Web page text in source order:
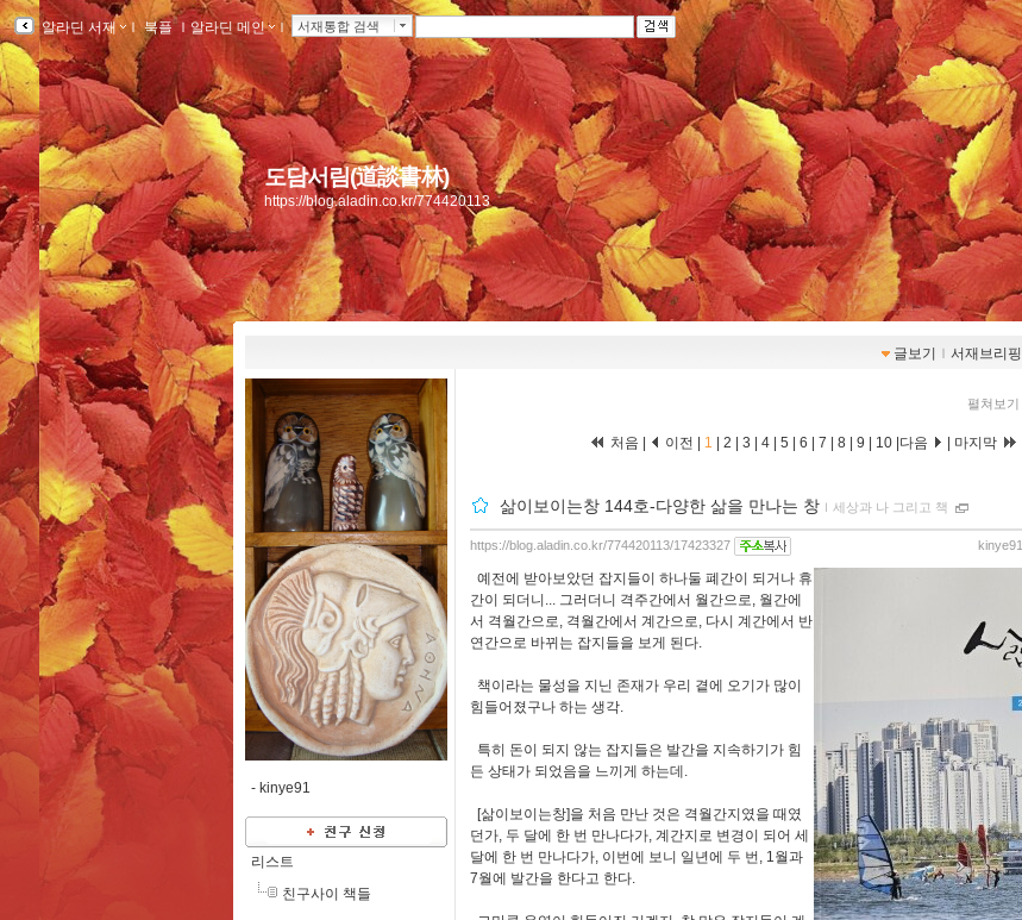
알라딘 서재 ｌ북플ｌ 알라딘 메인 ｌ 서재통합 검색
도담서림(道談書林)
https://blog.aladin.co.kr/774420113
글보기 ｌ 서재브리핑
- kinye91
리스트
친구사이 책들
펼쳐보기
처음 | 이전 | 1 2 3 4 5 6 7 8 9 10 다음 마지막
삶이보이는창 144호-다양한 삶을 만나는 창 ｌ 세상과 나 그리고 책
kinye91
https://blog.aladin.co.kr/774420113/17423327
예전에 받아보았던 잡지들이 하나둘 폐간이 되거나 휴
간이 되더니... 그러더니 격주간에서 월간으로, 월간에
서 격월간으로, 격월간에서 계간으로, 다시 계간에서 반
연간으로 바뀌는 잡지들을 보게 된다.
책이라는 물성을 지닌 존재가 우리 곁에 오기가 많이
힘들어졌구나 하는 생각.
특히 돈이 되지 않는 잡지들은 발간을 지속하기가 힘
든 상태가 되었음을 느끼게 하는데.
[삶이보이는창]을 처음 만난 것은 격월간지였을 때였
던가, 두 달에 한 번 만나다가, 계간지로 변경이 되어 세
달에 한 번 만나다가, 이번에 보니 일년에 두 번, 1월과
7월에 발간을 한다고 한다.